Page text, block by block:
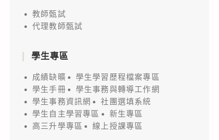
教師甄試
代理教師甄試
學生專區
成績缺曠
學生學習歷程檔案專區
學生手冊
學生事務與轉導工作網
學生事務資訊網
社團選填系統
學生自主學習專區
新生專區
高三升學專區
線上授課專區